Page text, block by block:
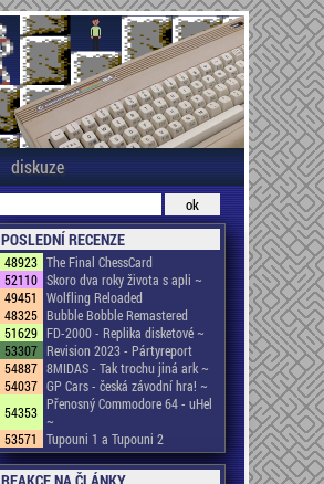
diskuze
POSLEDNÍ RECENZE
48923 The Final ChessCard
52110 Skoro dva roky života s apli ~
49451
Wolfling Reloaded
48325 Bubble Bobble Remastered
51629 FD-2000 - Replika disketové ~
53307 Revision 2023 - Pártyreport
54887 8MIDAS - Tak trochu jiná ark ~
54037 GP Cars - česká závodní hra! ~
54353 Přenosný Commodore 64 - uHel
~
53571
Tupouni 1 a Tupouni 2